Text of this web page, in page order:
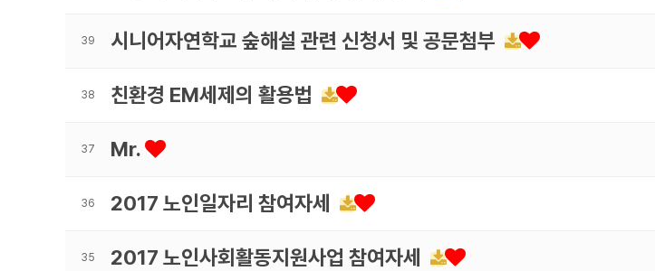
39 시니어자연학교 숲해설 관련 신청서 및 공문첨부
38 친환경 EM세제의 활용법
37 Mr.
36 2017 노인일자리 참여자세
35 2017 노인사회활동지원사업 참여자세